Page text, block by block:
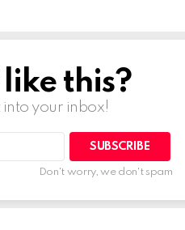
this?
your inbox!
Don't worry, we don't spam